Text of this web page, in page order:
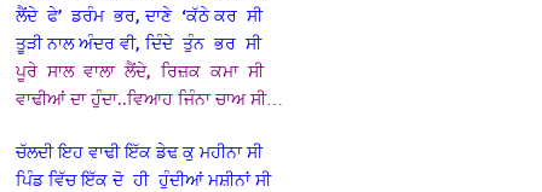
ਲੈਂਦੇ ਫੇ’ ਡਰੰਮ ਭਰ, ਦਾਣੇ ‘ਕੱਠੇ ਕਰ ਸੀ
ਤੂੜੀ ਨਾਲ ਅੰਦਰ ਵੀ, ਦਿੰਦੇ ਤੁੰਨ ਭਰ ਸੀ
ਪੂਰੇ ਸਾਲ ਵਾਲਾ ਲੈਂਦੇ, ਰਿਜ਼ਕ ਕਮਾ ਸੀ
ਵਾਢੀਆਂ ਦਾ ਹੁੰਦਾ..ਵਿਆਹ ਜਿੰਨਾ ਚਾਅ ਸੀ…
ਚੱਲਦੀ ਇਹ ਵਾਢੀ ਇੱਕ ਡੇਢ ਕੁ ਮਹੀਨਾ ਸੀ
ਪਿੰਡ ਵਿੱਚ ਇੱਕ ਦੋ ਹੀ ਹੁੰਦੀਆਂ ਮਸ਼ੀਨਾਂ ਸੀ